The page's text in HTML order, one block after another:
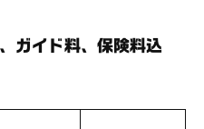
ガイド料、保険料込